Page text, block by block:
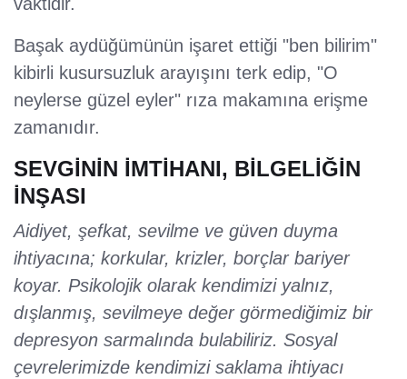
vaktidir.
Başak aydüğümünün işaret ettiği "ben bilirim"
kibirli kusursuzluk arayışını terk edip, "O
neylerse güzel eyler" rıza makamına erişme
zamanıdır.
SEVGİNİN İMTİHANI, BİLGELİĞİN
İNŞASI
Aidiyet, şefkat, sevilme ve güven duyma
ihtiyacına; korkular, krizler, borçlar bariyer
koyar. Psikolojik olarak kendimizi yalnız,
dışlanmış, sevilmeye değer görmediğimiz bir
depresyon sarmalında bulabiliriz. Sosyal
çevrelerimizde kendimizi saklama ihtiyacı